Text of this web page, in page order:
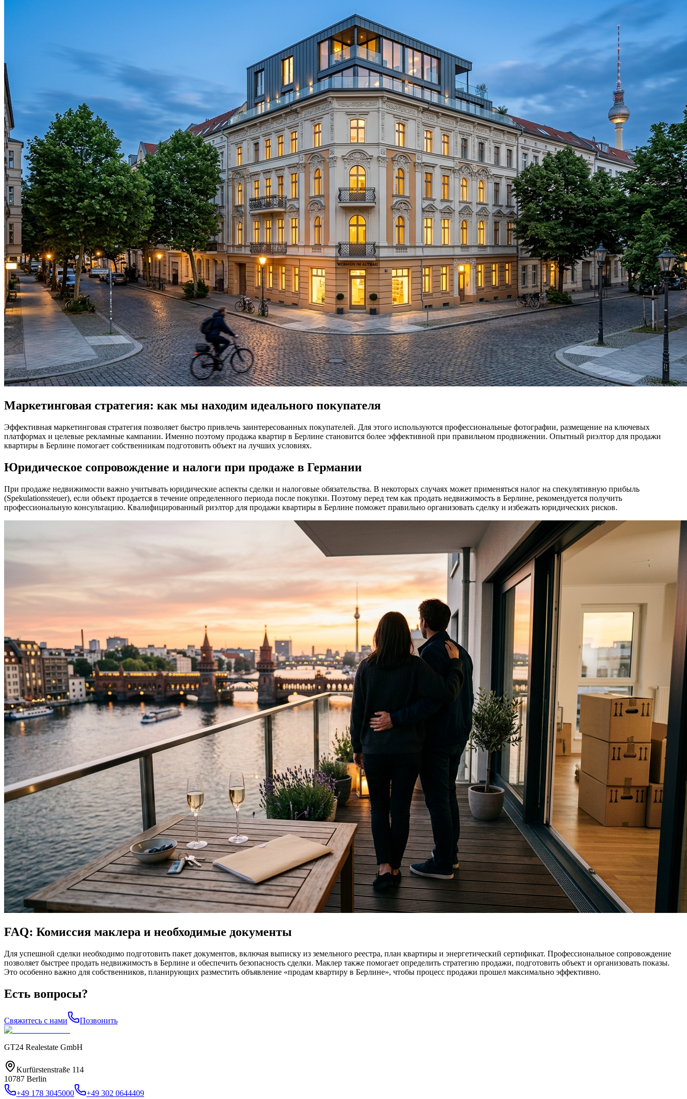
Маркетинговая стратегия: как мы находим идеального покупателя
Эффективная маркетинговая стратегия позволяет быстро привлечь заинтересованных покупателей. Для этого используются профессиональные фотографии, размещение на ключевых
платформах и целевые рекламные кампании. Именно поэтому продажа квартир в Берлине становится более эффективной при правильном продвижении. Опытный риэлтор для продажи
квартиры в Берлине помогает собственникам подготовить объект на лучших условиях.
Юридическое сопровождение и налоги при продаже в Германии
При продаже недвижимости важно учитывать юридические аспекты сделки и налоговые обязательства. В некоторых случаях может применяться налог на спекулятивную прибыль
(Spekulationssteuer), если объект продается в течение определенного периода после покупки. Поэтому перед тем как продать недвижимость в Берлине, рекомендуется получить
профессиональную консультацию. Квалифицированный риэлтор для продажи квартиры в Берлине поможет правильно организовать сделку и избежать юридических рисков.
FAQ: Комиссия маклера и необходимые документы
Для успешной сделки необходимо подготовить пакет документов, включая выписку из земельного реестра, план квартиры и энергетический сертификат. Профессиональное сопровождение
позволяет быстрее продать недвижимость в Берлине и обеспечить безопасность сделки. Маклер также помогает определить стратегию продажи, подготовить объект и организовать показы.
Это особенно важно для собственников, планирующих разместить объявление «продам квартиру в Берлине», чтобы процесс продажи прошел максимально эффективно.
Есть вопросы?
Свяжитесь с нами Позвонить
GT24 Realestate GmbH
Kurfürstenstraße 114
10787 Berlin
+49 178 3045000
+49 302 0644409